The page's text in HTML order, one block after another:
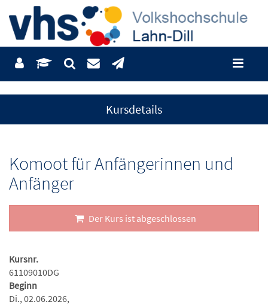
Kursdetails
Komoot für Anfängerinnen und
Anfänger
Der Kurs ist abgeschlossen
Kursnr.
61109010DG
Beginn
Di., 02.06.2026,